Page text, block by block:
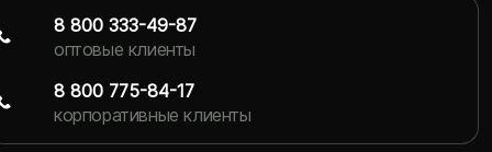
8 800 333-49-87
оптовые клиенты
8 800 775-84-17
корпоративные клиенты